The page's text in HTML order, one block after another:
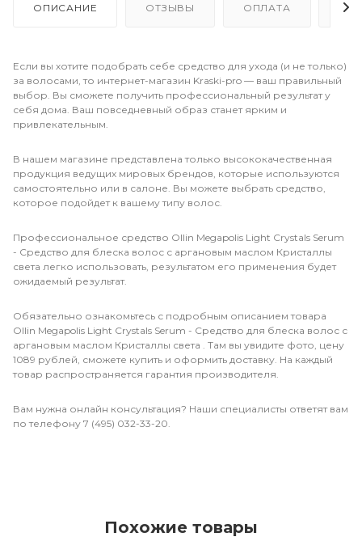
ОПИСАНИЕ ОТЗЫВЫ ОПЛАТА
Если вы хотите подобрать себе средство для ухода (и не только)
за волосами, то интернет-магазин Kraski-pro — ваш правильный
выбор. Вы сможете получить профессиональный результат у
себя дома. Ваш повседневный образ станет ярким и
привлекательным.
В нашем магазине представлена только высококачественная
продукция ведущих мировых брендов, которые используются
самостоятельно или в салоне. Вы можете выбрать средство,
которое подойдет к вашему типу волос.
Профессиональное средство Ollin Megapolis Light Crystals Serum
- Средство для блеска волос с аргановым маслом Кристаллы
света легко использовать, результатом его применения будет
ожидаемый результат.
Обязательно ознакомьтесь с подробным описанием товара
Ollin Megapolis Light Crystals Serum - Средство для блеска волос с
аргановым маслом Кристаллы света . Там вы увидите фото, цену
1089 рублей, сможете купить и оформить доставку. На каждый
товар распространяется гарантия производителя.
Вам нужна онлайн консультация? Наши специалисты ответят вам
по телефону 7 (495) 032-33-20.
Похожие товары